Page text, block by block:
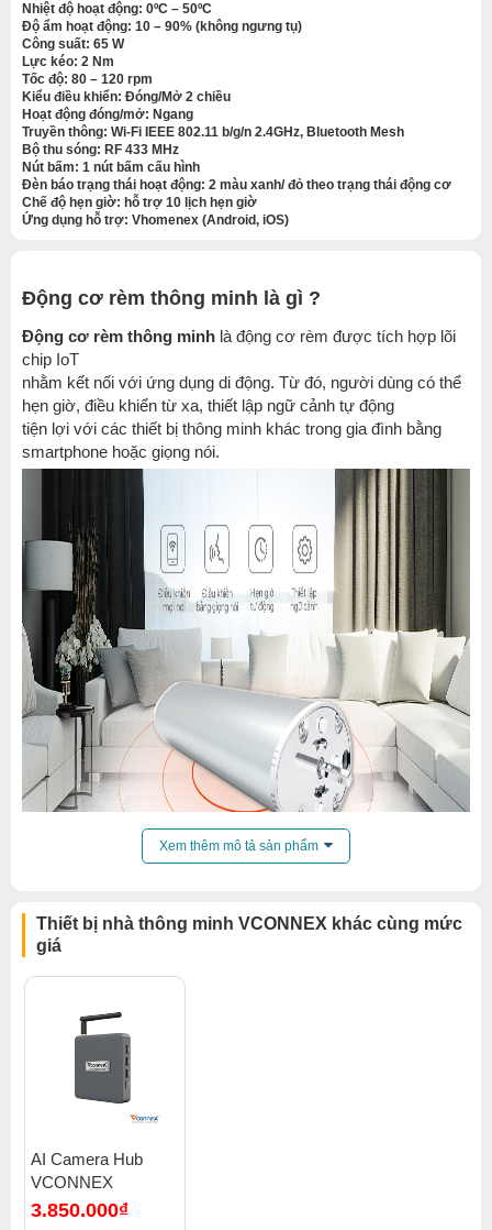
Nhiệt độ hoạt động: 0ºC – 50ºC
Độ ẩm hoạt động: 10 – 90% (không ngưng tụ)
Công suất: 65 W
Lực kéo: 2 Nm
Tốc độ: 80 – 120 rpm
Kiểu điều khiển: Đóng/Mở 2 chiều
Hoạt động đóng/mở: Ngang
Truyền thông: Wi-Fi IEEE 802.11 b/g/n 2.4GHz, Bluetooth Mesh
Bộ thu sóng: RF 433 MHz
Nút bấm: 1 nút bấm cấu hình
Đèn báo trạng thái hoạt động: 2 màu xanh/ đỏ theo trạng thái động cơ
Chế độ hẹn giờ: hỗ trợ 10 lịch hẹn giờ
Ứng dụng hỗ trợ: Vhomenex (Android, iOS)
Động cơ rèm thông minh là gì ?
Động cơ rèm thông minh là động cơ rèm được tích hợp lõi
chip IoT
nhằm kết nối với ứng dụng di động. Từ đó, người dùng có thể
hẹn giờ, điều khiển từ xa, thiết lập ngữ cảnh tự động
tiện lợi với các thiết bị thông minh khác trong gia đình bằng
smartphone hoặc giọng nói.
Xem thêm mô tả sản phẩm
Thiết bị nhà thông minh VCONNEX khác cùng mức
giá
AI Camera Hub
VCONNEX
3.850.000₫